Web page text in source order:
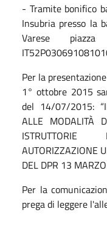
- Tramite bonifico
Insubria presso la
Varese
Per la
1° ottobre 2015
del 14/07/2015:
ALLE MODALITÀ
AUTORIZZAZIONE
DEL DPR 13
Per la
prega di leggere